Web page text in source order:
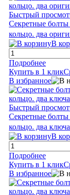
Быстрый
Секретные
кольцо. два
В
Подробнее
Купить в 1 клик
В избранное
Быстрый
Секретные
кольцо. два
В
Подробнее
Купить в 1 клик
В избранное